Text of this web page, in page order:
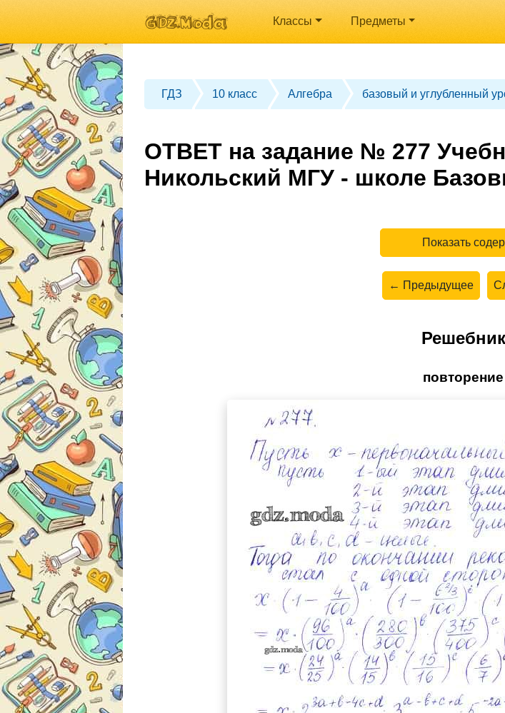
Классы Предметы
ГДЗ 10 класс Алгебра базовый и углубленный
ОТВЕТ на задание № 277
Никольский МГУ - школе
Показать
← Предыдущее